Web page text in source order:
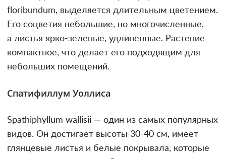
floribundum, выделяется длительным цветением.
Его соцветия небольшие, но многочисленные,
а листья ярко-зеленые, удлиненные. Растение
компактное, что делает его подходящим для
небольших помещений.
Спатифиллум Уоллиса
Spathiphyllum wallisii — один из самых популярных
видов. Он достигает высоты 30-40 см, имеет
глянцевые листья и белые покрывала, которые